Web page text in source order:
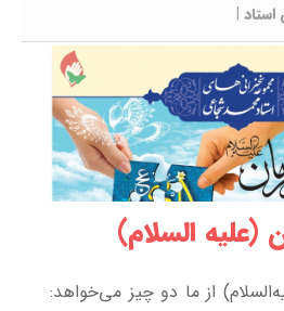
استاد |
(علیه السلام)
از ما دو چیز می‌خواهد: